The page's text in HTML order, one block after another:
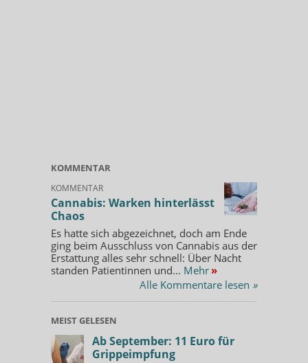
KOMMENTAR
KOMMENTAR
Cannabis: Warken hinterlässt
Chaos
Es hatte sich abgezeichnet, doch am Ende
ging beim Ausschluss von Cannabis aus der
Erstattung alles sehr schnell: Über Nacht
standen Patientinnen und... Mehr »
Alle Kommentare lesen »
MEIST GELESEN
Ab September: 11 Euro für
Grippeimpfung